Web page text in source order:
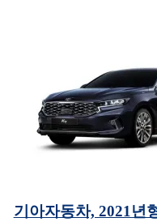
기아자동차, 2021년